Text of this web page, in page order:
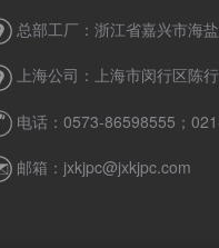
总部工厂：浙江省嘉兴市海
上海公司：上海市闵行区陈
电话：0573-86598555；
邮箱：jxkjpc@jxkjpc.com